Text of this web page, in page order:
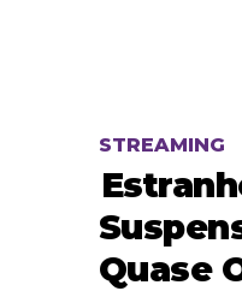
STREAMING
Quase